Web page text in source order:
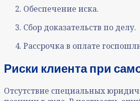
Обеспечение иска.
Сбор доказательств по делу.
Рассрочка в оплате
Риски клиента при
Отсутствие специальных